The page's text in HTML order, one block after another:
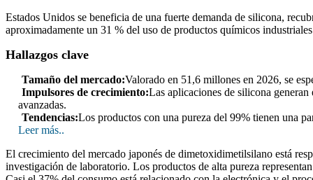
Estados Unidos se beneficia de una fuerte demanda de silicona,
aproximadamente un 31 % del uso de productos químicos
Hallazgos clave
Tamaño del mercado:Valorado en 51,6 millones en 2026, se
Impulsores de crecimiento:Las aplicaciones de silicona
avanzadas.
Tendencias:Los productos con una pureza del 99% tienen una
Leer más..
El crecimiento del mercado japonés de dimetoxidimetilsilano está
investigación de laboratorio. Los productos de alta pureza